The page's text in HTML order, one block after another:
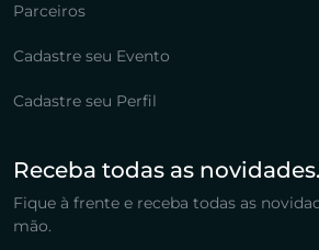
Parceiros
Cadastre seu Evento
Cadastre seu Perfil
Receba todas as novidades.
Fique à frente e receba todas as
mão.